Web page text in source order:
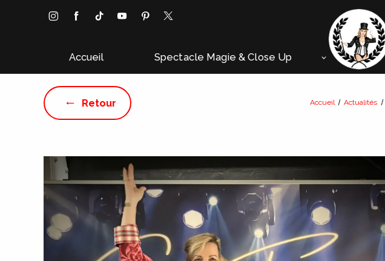
Accueil Spectacle Magie & Close Up
Accueil Actualités
Retour